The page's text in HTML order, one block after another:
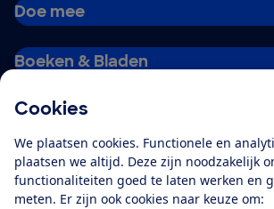
Cookies
We plaatsen cookies. Functionele en
plaatsen we altijd. Deze zijn noodzakelijk
functionaliteiten goed te laten werken en
meten. Er zijn ook cookies naar keuze om:
Doe mee
Boeken & Bladen
Alles over de